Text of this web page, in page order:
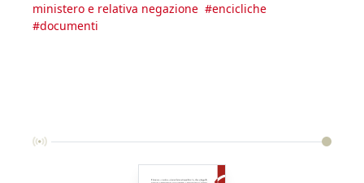
ministero e relativa negazione #encicliche
#documenti